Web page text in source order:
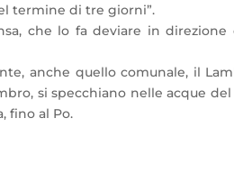
termine di tre giorni”.
che lo fa deviare in
anche quello comunale, il
si specchiano nelle acque
fino al Po.